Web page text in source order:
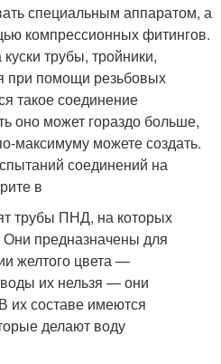
специальным аппаратом, а
компрессионных фитингов.
трубы, тройники,
при помощи резьбовых
такое соединение
оно может гораздо больше,
максимуму можете создать.
соединений на
в
трубы ПНД, на которых
предназначены для
желтого цвета —
их нельзя — они
их составе имеются
делают воду